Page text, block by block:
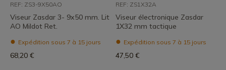
REF: ZS3-9X50AO
Viseur Zasdar 3- 9x50 mm. Lit
AO Mildot Ret.
Expédition sous 7 à 15 jours
68,20 €
REF: ZS1X32A
Viseur électronique Zasdar
1X32 mm tactique
Expédition sous 7 à 15 jours
47,50 €